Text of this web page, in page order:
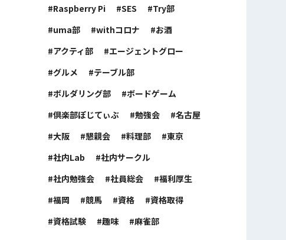
Raspberry Pi
SES
Try部
uma部
withコロナ
お酒
アクティ部
エージェントグロー
グルメ
テーブル部
ボルダリング部
ボードゲーム
倶楽部ぽじてぃぶ
勉強会
名古屋
大阪
懇親会 料理部
東京
社内Lab
社内サークル
社内勉強会
社員総会
福利厚生
福岡
競馬 資格
資格取得
資格試験
趣味 麻雀部